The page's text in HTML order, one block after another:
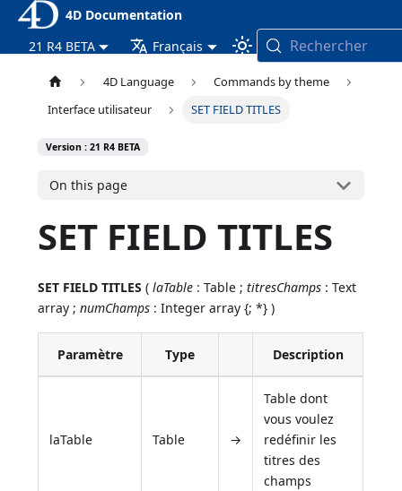
4D Documentation
21 R4 BETA
Français Rechercher
4D Language
Commands by theme
Interface utilisateur
SET FIELD TITLES
Version : 21 R4 BETA
On this page
SET FIELD TITLES
SET FIELD TITLES (laTable : Table ;titresChamps : Text
array ;numChamps : Integer array {; *} )
Paramètre Type Description
laTable Table →
Table dont
vous voulez
redéfinir les
titres des
champs